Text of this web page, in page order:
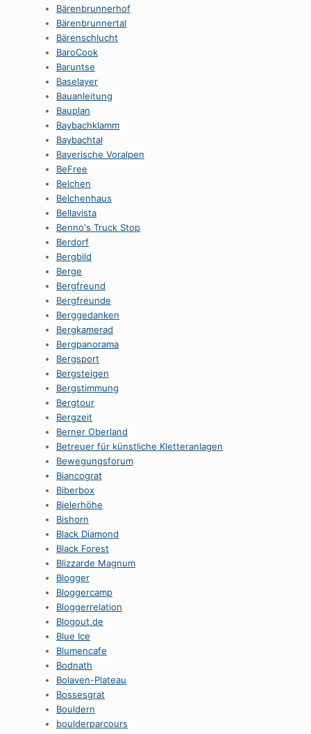
Bärenbrunnerhof
Bärenbrunnertal
Bärenschlucht
BaroCook
Baruntse
Baselayer
Bauanleitung
Bauplan
Baybachklamm
Baybachtal
Bayerische Voralpen
BeFree
Belchen
Belchenhaus
Bellavista
Benno's Truck Stop
Berdorf
Bergbild
Berge
Bergfreund
Bergfreunde
Berggedanken
Bergkamerad
Bergpanorama
Bergsport
Bergsteigen
Bergstimmung
Bergtour
Bergzeit
Berner Oberland
Betreuer für künstliche Kletteranlagen
Bewegungsforum
Biancograt
Biberbox
Bielerhöhe
Bishorn
Black Diamond
Black Forest
Blizzarde Magnum
Blogger
Bloggercamp
Bloggerrelation
Blogout.de
Blue Ice
Blumencafe
Bodnath
Bolaven-Plateau
Bossesgrat
Bouldern
boulderparcours